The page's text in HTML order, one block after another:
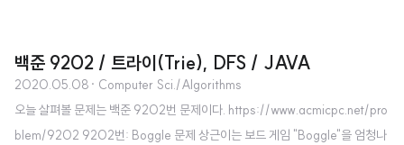
백준 9202 / 트라이(Trie), DFS / JAVA
2020.05.08 · Computer Sci./Algorithms
오늘 살펴볼 문제는 백준 9202번 문제이다. https://www.acmicpc.net/pro
blem/9202 9202번: Boggle 문제 상근이는 보드 게임 "Boggle"을 엄청나